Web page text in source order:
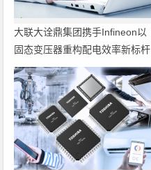
大联大诠鼎集团携手Infineon以
固态变压器重构配电效率新标杆